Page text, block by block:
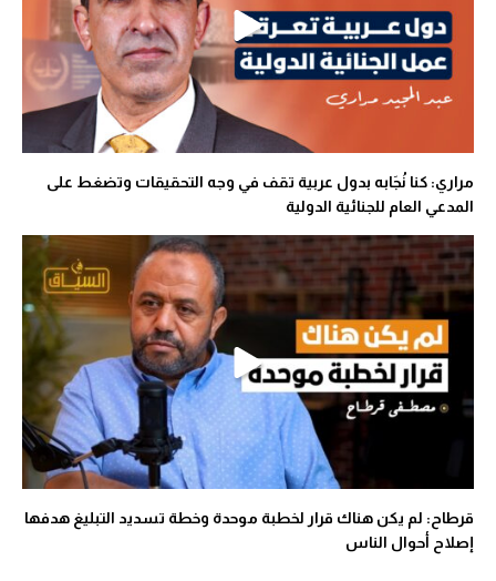
مراري: كنا نُجَابه بدول عربية تقف في وجه التحقيقات وتضغط على
المدعي العام للجنائية الدولية
قرطاح: لم يكن هناك قرار لخطبة موحدة وخطة تسديد التبليغ هدفها
إصلاح أحوال الناس